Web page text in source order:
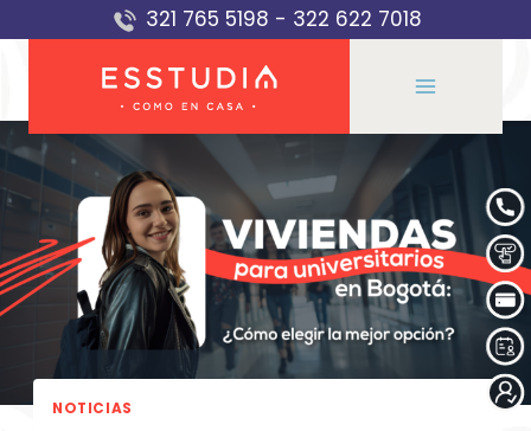
al
321 765 5198 - 322 622 7018
NOTICIAS